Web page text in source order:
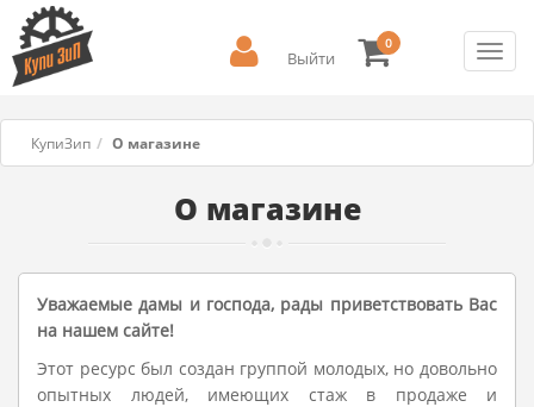
Выйти
0
КупиЗип О магазине
О магазине
Уважаемые дамы и господа, рады приветствовать Вас
на нашем сайте!
Этот ресурс был создан группой молодых, но довольно
опытных людей, имеющих стаж в продаже и